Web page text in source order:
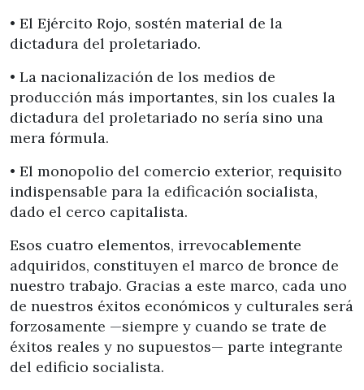
• El Ejército Rojo, sostén material de la
dictadura del proletariado.
• La nacionalización de los medios de
producción más importantes, sin los cuales la
dictadura del proletariado no sería sino una
mera fórmula.
• El monopolio del comercio exterior, requisito
indispensable para la edificación socialista,
dado el cerco capitalista.
Esos cuatro elementos, irrevocablemente
adquiridos, constituyen el marco de bronce de
nuestro trabajo. Gracias a este marco, cada uno
de nuestros éxitos económicos y culturales será
forzosamente —siempre y cuando se trate de
éxitos reales y no supuestos— parte integrante
del edificio socialista.